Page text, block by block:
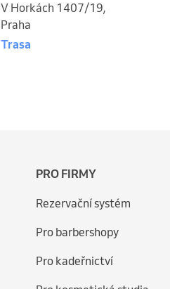
V Horkách 1407/19,
Praha
Trasa
PRO FIRMY
Rezervační systém
Pro barbershopy
Pro kadeřnictví